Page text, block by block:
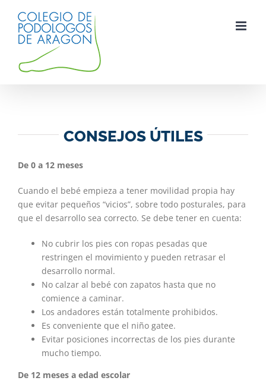
contenido
CONSEJOS ÚTILES
De 0 a 12 meses
Cuando el bebé empieza a tener movilidad propia hay
que evitar pequeños “vicios”, sobre todo posturales, para
que el desarrollo sea correcto. Se debe tener en cuenta:
No cubrir los pies con ropas pesadas que
restringen el movimiento y pueden retrasar el
desarrollo normal.
No calzar al bebé con zapatos hasta que no
comience a caminar.
Los andadores están totalmente prohibidos.
Es conveniente que el niño gatee.
Evitar posiciones incorrectas de los pies durante
mucho tiempo.
De 12 meses a edad escolar